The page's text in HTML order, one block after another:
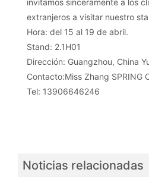
invitamos sinceramente a los
extranjeros a visitar nuestro
Hora: del 15 al 19 de abril.
Stand: 2.1H01
Dirección: Guangzhou, China
Contacto:Miss Zhang SPRING
Tel: 13906646246
Noticias relacionadas